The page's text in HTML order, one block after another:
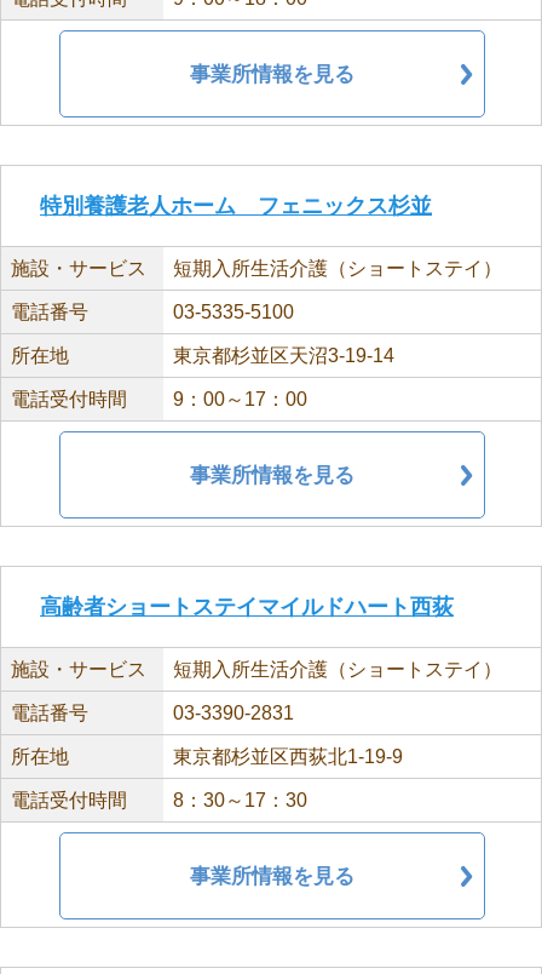
事業所情報を見る
特別養護老人ホーム フェニックス杉並
施設・サービス 短期入所生活介護（ショートステイ）
電話番号 03-5335-5100
所在地 東京都杉並区天沼3-19-14
電話受付時間 9：00～17：00
事業所情報を見る
高齢者ショートステイマイルドハート西荻
施設・サービス 短期入所生活介護（ショートステイ）
電話番号 03-3390-2831
所在地 東京都杉並区西荻北1-19-9
電話受付時間 8：30～17：30
事業所情報を見る